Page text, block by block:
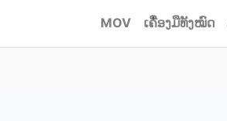
MOV ເຄື່ອງມືທັງໝົດ